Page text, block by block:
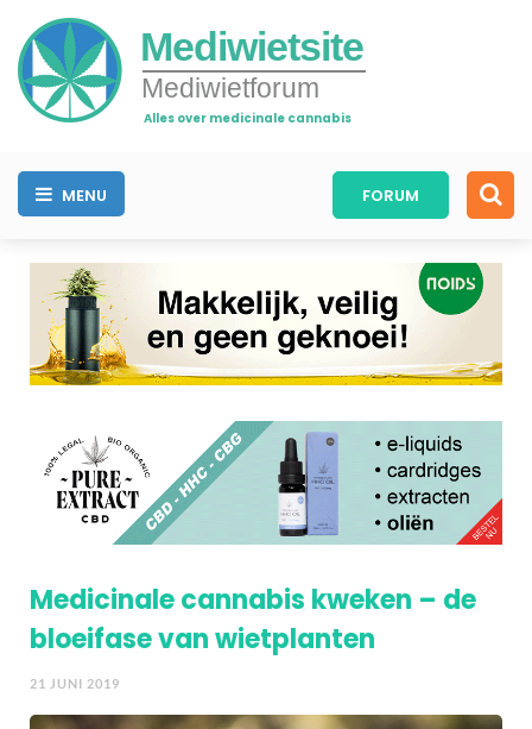
Mediwietsite
Mediwietforum
Alles over medicinale cannabis
MENU FORUM
Medicinale cannabis kweken – de
bloeifase van wietplanten
21 JUNI 2019